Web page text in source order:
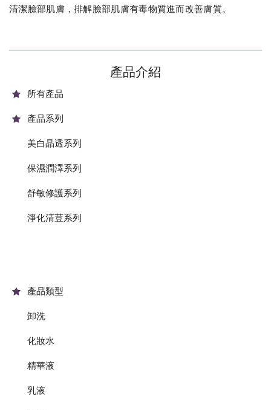
清潔臉部肌膚，排解臉部肌膚有毒物質進而改善膚質。
產品介紹
所有產品
產品系列
美白晶透系列
保濕潤澤系列
舒敏修護系列
淨化清荳系列
產品類型
卸洗
化妝水
精華液
乳液